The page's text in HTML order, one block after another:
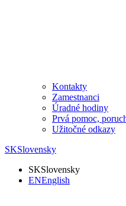
Kontakty
Zamestnanci
Úradné hodiny
Prvá pomoc,
Užitočné odkazy
SKSlovensky
SKSlovensky
ENEnglish